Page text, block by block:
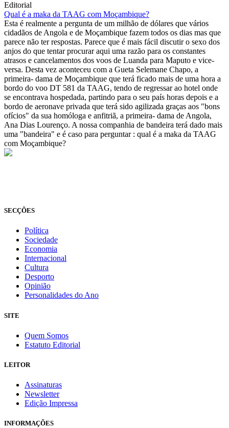
Editorial
Qual é a maka da TAAG com Moçambique?
Esta é realmente a pergunta de um milhão de dólares que vários
cidadãos de Angola e de Moçambique fazem todos os dias mas que
parece não ter respostas. Parece que é mais fácil discutir o sexo dos
anjos do que tentar procurar aqui uma razão para os constantes
atrasos e cancelamentos dos voos de Luanda para Maputo e vice-
versa. Desta vez aconteceu com a Gueta Selemane Chapo, a
primeira- dama de Moçambique que terá ficado mais de uma hora a
bordo do voo DT 581 da TAAG, tendo de regressar ao hotel onde
se encontrava hospedada, partindo para o seu país horas depois e a
bordo de aeronave privada que terá sido agilizada graças aos "bons
ofícios" da sua homóloga e anfitriã, a primeira- dama de Angola,
Ana Dias Lourenço. A nossa companhia de bandeira terá dado mais
uma "bandeira" e é caso para perguntar : qual é a maka da TAAG
com Moçambique?
SECÇÕES
Política
Sociedade
Economia
Internacional
Cultura
Desporto
Opinião
Personalidades do Ano
SITE
Quem Somos
Estatuto Editorial
LEITOR
Assinaturas
Newsletter
Edição Impressa
INFORMAÇÕES